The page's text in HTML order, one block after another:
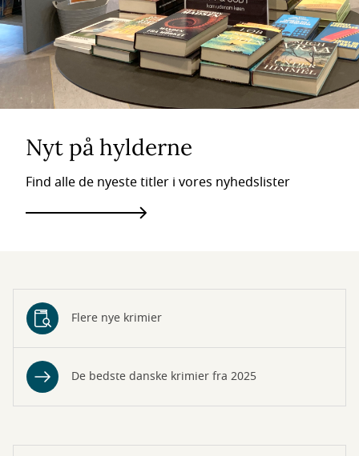
Nyt på hylderne
Find alle de nyeste titler i vores nyhedslister
Flere nye krimier
De bedste danske krimier fra 2025